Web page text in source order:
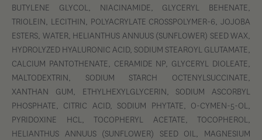
BUTYLENE GLYCOL, NIACINAMIDE, GLYCERYL BEHENATE,
TRIOLEIN, LECITHIN, POLYACRYLATE CROSSPOLYMER-6, JOJOBA
ESTERS, WATER, HELIANTHUS ANNUUS (SUNFLOWER) SEED WAX,
HYDROLYZED HYALURONIC ACID, SODIUM STEAROYL GLUTAMATE,
CALCIUM PANTOTHENATE, CERAMIDE NP, GLYCERYL DIOLEATE,
MALTODEXTRIN, SODIUM STARCH OCTENYLSUCCINATE,
XANTHAN GUM, ETHYLHEXYLGLYCERIN, SODIUM ASCORBYL
PHOSPHATE, CITRIC ACID, SODIUM PHYTATE, O-CYMEN-5-OL,
PYRIDOXINE HCL, TOCOPHERYL ACETATE, TOCOPHEROL,
HELIANTHUS ANNUUS (SUNFLOWER) SEED OIL, MAGNESIUM